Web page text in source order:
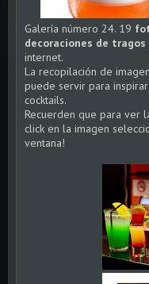
Galería número 24. 19
decoraciones de tragos
internet.
La recopilación de
puede servir para
cocktails.
Recuerden que para ver
click en la imagen
ventana!